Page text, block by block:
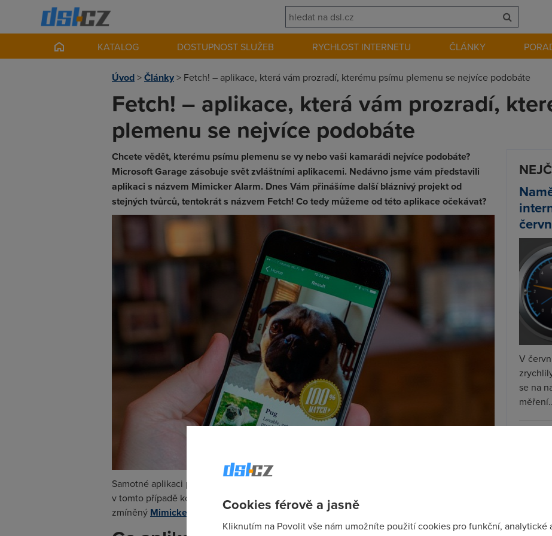
KATALOG DOSTUPNOST SLUŽEB RYCHLOST INTERNETU ČLÁNKY
Úvod>Články> Fetch! – aplikace, která vám prozradí, kterému psímu plemenu se nejvíce podobáte
Fetch! – aplikace, která vám prozradí,
plemenu se nejvíce podobáte
Chcete vědět, kterému psímu plemenu se vy nebo vaši kamarádi nejvíce podobáte?
Microsoft Garage zásobuje svět zvláštními aplikacemi. Nedávno jsme vám představili
aplikaci s názvem Mimicker Alarm. Dnes Vám přinášíme další bláznivý projekt od
stejných tvůrců, tentokrát s názvem Fetch! Co tedy můžeme od této aplikace očekávat?
Samotné aplikaci předcházelo dvouleté testování demo verze. Pokud jste milovníci zvířat a
v tomto případě konkrétně psů, možná vás aplikace zaujme. A to podstatně více než již
zmíněný Mimicker Alarm
V
se na
na
Cookies férově a jasně
Kliknutím na Povolit vše nám umožníte použití cookies pro funkční, analytické